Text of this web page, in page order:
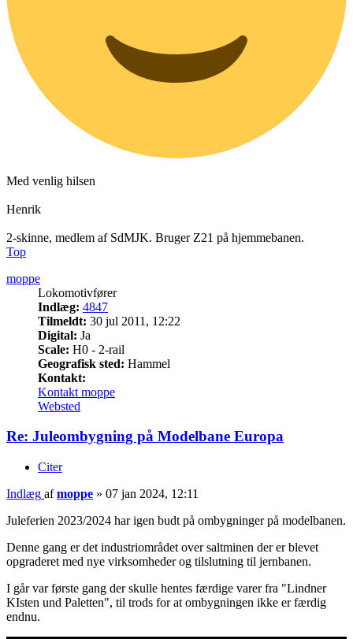
Med venlig hilsen
Henrik
2-skinne, medlem af SdMJK. Bruger Z21 på hjemmebanen.
Top
moppe
Lokomotivfører
Indlæg: 4847
Tilmeldt: 30 jul 2011, 12:22
Digital: Ja
Scale: H0 - 2-rail
Geografisk sted: Hammel
Kontakt:
Kontakt moppe
Websted
Re: Juleombygning på Modelbane Europa
Citer
Indlæg afmoppe » 07 jan 2024, 12:11
Juleferien 2023/2024 har igen budt på ombygninger på modelbanen.
Denne gang er det industriområdet over saltminen der er blevet
opgraderet med nye virksomheder og tilslutning til jernbanen.
I går var første gang der skulle hentes færdige varer fra "Lindner
KIsten und Paletten", til trods for at ombygningen ikke er færdig
endnu.